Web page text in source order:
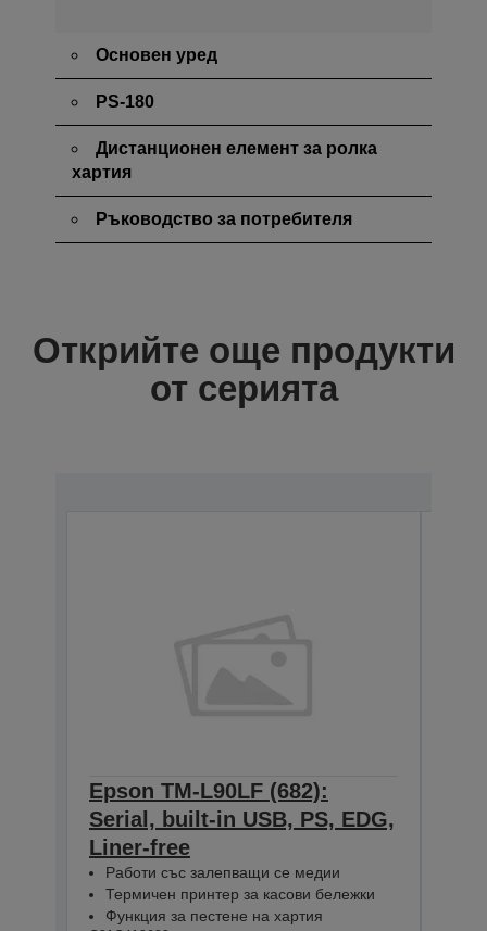
Основен уред
PS-180
Дистанционен елемент за ролка
хартия
Ръководство за потребителя
Открийте още продукти
от серията
Epson TM-L90LF (682):
Serial, built-in USB, PS, EDG,
Liner-free
Работи със залепващи се медии
Термичен принтер за касови бележки
Функция за пестене на хартия